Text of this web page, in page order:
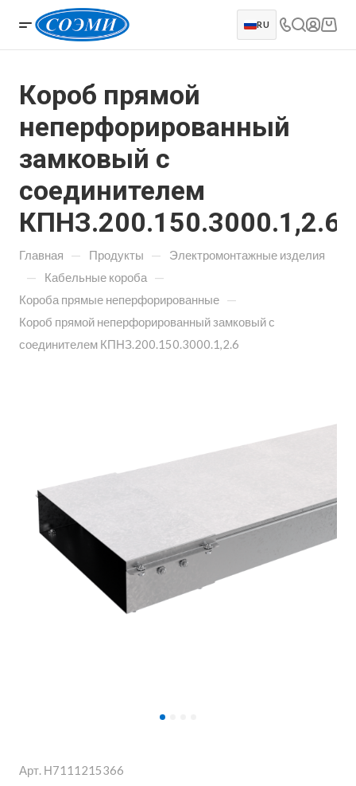
RU
Короб прямой
неперфорированный
замковый с
соединителем
КПНЗ.200.150.3000.1,2.6
Главная — Продукты — Электромонтажные изделия
— Кабельные короба —
Короба прямые неперфорированные —
Короб прямой неперфорированный замковый с
соединителем КПНЗ.200.150.3000.1,2.6
Арт. Н7111215366